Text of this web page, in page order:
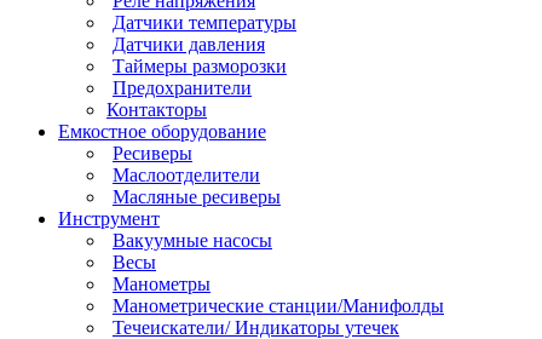
Датчики температуры
Датчики давления
Таймеры разморозки
Предохранители
Контакторы
Емкостное оборудование
Ресиверы
Маслоотделители
Масляные ресиверы
Инструмент
Вакуумные насосы
Весы
Манометры
Манометрические станции/Манифолды
Течеискатели/ Индикаторы утечек